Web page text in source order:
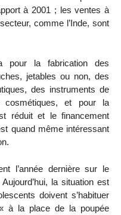
à 2001 ; les ventes à
comme l’Inde, sont
pour la fabrication des
jetables ou non, des
des instruments de
et pour la
réduit et le financement
quand même intéressant
l’année dernière sur le
la situation est
doivent s’habituer
à la place de la poupée